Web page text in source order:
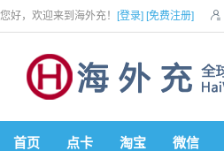
您好，欢迎来到海外充！ [登录] [免费注册] 
首页 点卡 淘宝 微信